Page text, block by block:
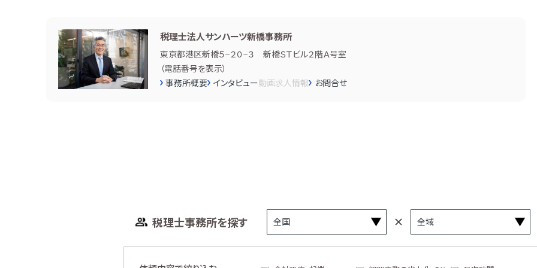
税理士法人サンハーツ新橋事務所
東京都港区新橋５−２０−３ 新橋ＳＴビル２階Ａ号室
（電話番号を表示）
事務所概要 インタビュー動画求人情報 お問合せ
税理士事務所を探す